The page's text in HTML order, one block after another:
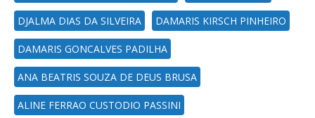
DJALMA DIAS DA SILVEIRA DAMARIS KIRSCH PINHEIRO
DAMARIS GONCALVES PADILHA
ANA BEATRIS SOUZA DE DEUS BRUSA
ALINE FERRAO CUSTODIO PASSINI